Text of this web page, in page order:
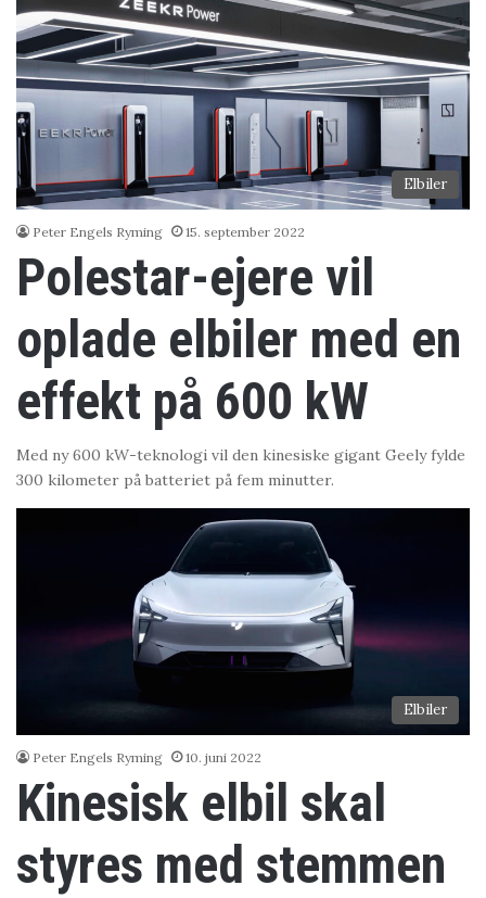
Elbiler
Peter Engels Ryming 15. september 2022
Polestar-ejere vil
oplade elbiler med en
effekt på 600 kW
Med ny 600 kW-teknologi vil den kinesiske gigant Geely fylde
300 kilometer på batteriet på fem minutter.
Elbiler
Peter Engels Ryming 10. juni 2022
Kinesisk elbil skal
styres med stemmen